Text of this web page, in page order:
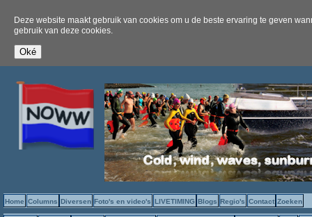
Deze website maakt gebruik van cookies om u de beste ervaring te geven
gebruik van deze cookies.
Home Columns Diversen Foto's en video's LIVETIMING Blogs Regio's Contact Zoeken